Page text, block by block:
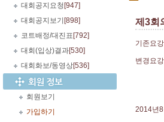
대회공지요청 [947]
대회공지보기 [898]
코트배정/대진표 [792]
대회(입상)결과[530]
대회화보/동영상[536]
회원보기
가입하기
제3회
기존요
변경요
2014년